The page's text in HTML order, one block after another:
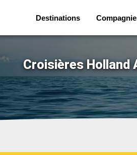
Destinations
Croisières Holland